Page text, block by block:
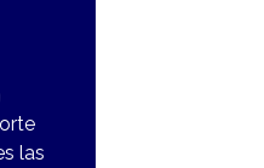
las